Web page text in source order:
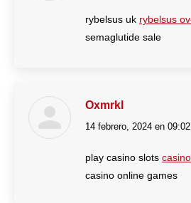
rybelsus uk rybelsus
semaglutide sale
Oxmrkl
dice:
14 febrero, 2024 en 09:02
play casino slots
casino online games